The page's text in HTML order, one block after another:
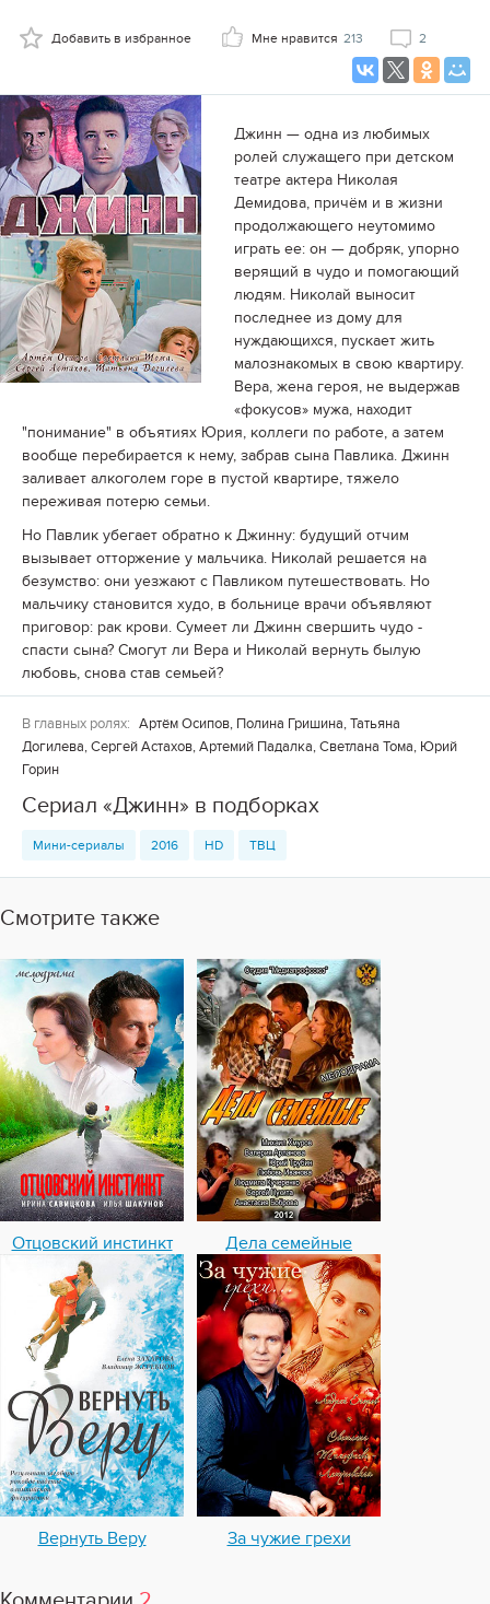
Добавить в избранное Мне нравится 213 2
Джинн — одна из любимых
ролей служащего при детском
театре актера Николая
Демидова, причём и в жизни
продолжающего неутомимо
играть ее: он — добряк, упорно
верящий в чудо и помогающий
людям. Николай выносит
последнее из дому для
нуждающихся, пускает жить
малознакомых в свою квартиру.
Вера, жена героя, не выдержав
«фокусов» мужа, находит
"понимание" в объятиях Юрия, коллеги по работе, а затем
вообще перебирается к нему, забрав сына Павлика. Джинн
заливает алкоголем горе в пустой квартире, тяжело
переживая потерю семьи.
Но Павлик убегает обратно к Джинну: будущий отчим
вызывает отторжение у мальчика. Николай решается на
безумство: они уезжают с Павликом путешествовать. Но
мальчику становится худо, в больнице врачи объявляют
приговор: рак крови. Сумеет ли Джинн свершить чудо -
спасти сына? Смогут ли Вера и Николай вернуть былую
любовь, снова став семьей?
В главных ролях: Артём Осипов, Полина Гришина, Татьяна
Догилева, Сергей Астахов, Артемий Падалка, Светлана Тома, Юрий
Горин
Сериал «Джинн» в подборках
Мини-сериалы 2016 HD ТВЦ
Смотрите также
Отцовский инстинкт Дела семейные
Вернуть Веру За чужие грехи